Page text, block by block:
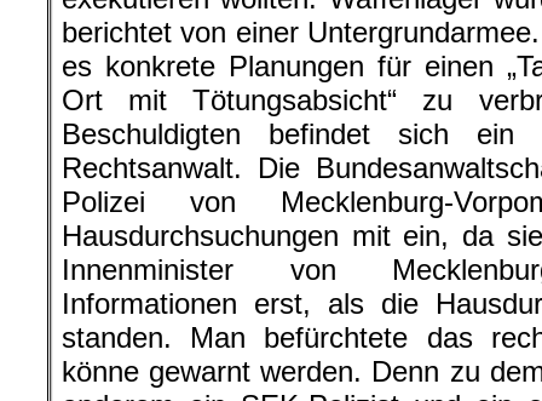
berichtet von einer
es konkrete Planungen für einen
Ort mit Tötungsabsicht“ zu
Beschuldigten befindet sich ein
Rechtsanwalt. Die
Polizei von Mecklenburg-
Hausdurchsuchungen mit ein, da
Innenminister von
Informationen erst, als die
standen. Man befürchtete das
könne gewarnt werden. Denn zu